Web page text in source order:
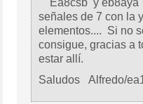
señales de 7 con la
elementos.... Si no
consigue,
estar allí.
Saludos Alfredo/